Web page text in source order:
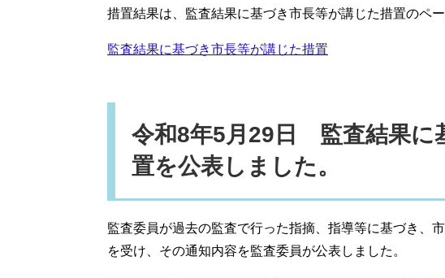
措置結果は、監査結果に基づき市長等が講じた措置のペ
監査結果に基づき市長等が講じた措置
令和8年5月29日 監査結果に
置を公表しました。
監査委員が過去の監査で行った指摘、指導等に基づき、
を受け、その通知内容を監査委員が公表しました。